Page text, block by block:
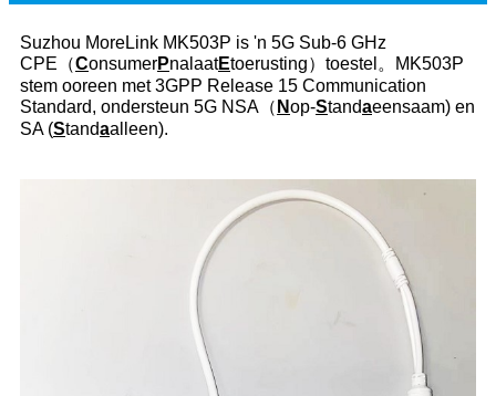
Suzhou MoreLink MK503P is 'n 5G Sub-6 GHz
CPE（ConsumerPnalaatEtoerusting）toestel。MK503P
stem ooreen met 3GPP Release 15 Communication
Standard, ondersteun 5G NSA（ Nop-Standaeensaam) en
SA (Standaalleen).